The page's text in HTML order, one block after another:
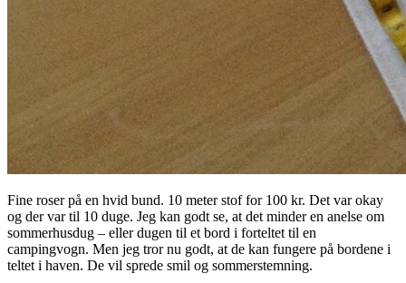
Fine roser på en hvid bund. 10 meter stof for 100 kr. Det var okay
og der var til 10 duge. Jeg kan godt se, at det minder en anelse om
sommerhusdug – eller dugen til et bord i forteltet til en
campingvogn. Men jeg tror nu godt, at de kan fungere på bordene i
teltet i haven. De vil sprede smil og sommerstemning.